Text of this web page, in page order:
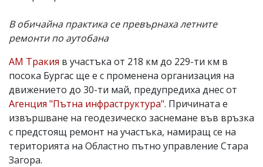
за
Ако
откриете
обиден
вас
коментар,
моля
сигнализирайте
ни!
В обичайна практика се превърнаха летните
ремонти по аутобана
АМ Тракия в участъка от 218 км до 229-ти км в
посока Бургас ще е с променена организация на
движението до 30-ти май, предупредиха днес от
Агенция "Пътна инфраструктура". Причината е
извършване на геодезическо заснемане във връзка
с предстоящ ремонт на участъка, намиращ се на
територията на Областно пътно управление Стара
Загора.